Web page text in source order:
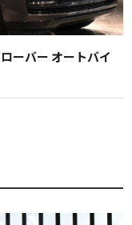
ーバー オートバイ